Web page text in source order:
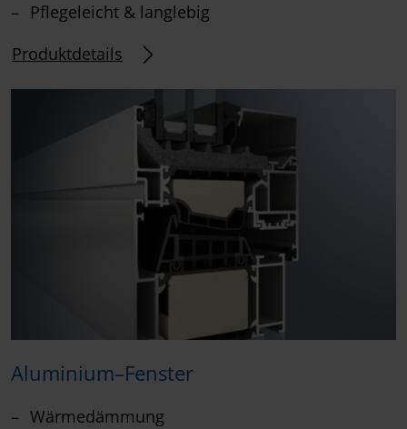
Pflegeleicht & langlebig
Produktdetails
Aluminium–Fenster
Wärmedämmung